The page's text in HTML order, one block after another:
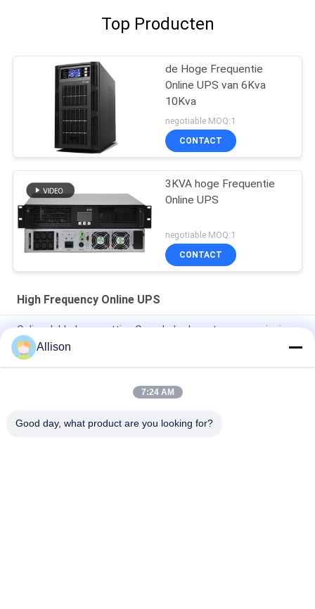
Top Producten
de Hoge Frequentie
Online UPS van 6Kva
10Kva
negotiable MOQ:1
CONTACT
3KVA hoge Frequentie
Online UPS
negotiable MOQ:1
CONTACT
High Frequency Online UPS
Online dubbele omzetting Ononderbroken stroomvoorziening
Single Phase UPS 1kva -10kva Voor huishoudelijke generator
Online dubbel-omzettings enige fase UPS 1-10kva PF 1,0
PTEC Online dubbelconverterende enkelfasige UPS 1-10kva
Allison
7:24 AM
Good day, what product are you looking for?